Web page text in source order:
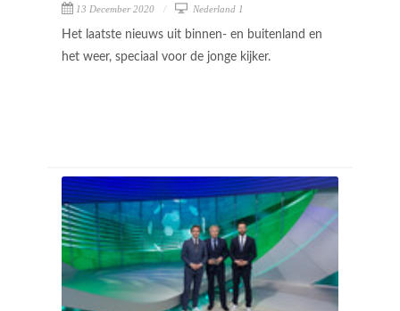
13 December 2020 Nederland 1
Het laatste nieuws uit binnen- en buitenland en
het weer, speciaal voor de jonge kijker.